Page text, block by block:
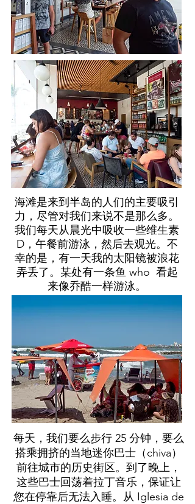
海滩是来到半岛的人们的主要吸引
力，尽管对我们来说不是那么多。
我们每天从晨光中吸收一些维生素
D，午餐前游泳，然后去观光。不
幸的是，有一天我的太阳镜被浪花
弄丢了。某处有一条鱼 who 看起
来像乔酷一样游泳。
每天，我们要么步行 25 分钟，要么
搭乘拥挤的当地迷你巴士（chiva）
前往城市的历史街区。到了晚上，
这些巴士回荡着拉丁音乐，保证让
您在停靠后无法入睡。从 Iglesia de